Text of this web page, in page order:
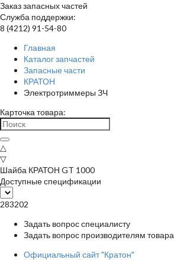
Заказ запасных частей
Служба поддержки:
8 (4212) 91-54-80
Главная
Каталог запчастей
Запасные части
КРАТОН
Электротриммеры ЗЧ
Карточка товара:
△
▽
Шайба КРАТОН GT 1000
Доступные спецификации
283202
Задать вопрос специалисту
Задать вопрос производителям товара
Официальный сайт "Кратон"